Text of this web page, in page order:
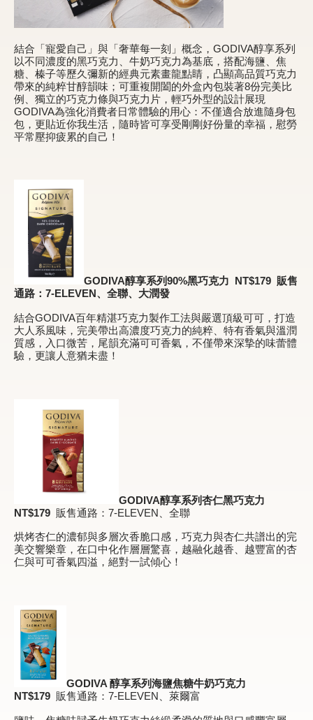
結合「寵愛自己」與「奢華每一刻」概念，GODIVA醇享系列
以不同濃度的黑巧克力、牛奶巧克力為基底，搭配海鹽、焦
糖、榛子等歷久彌新的經典元素畫龍點睛，凸顯高品質巧克力
帶來的純粹甘醇韻味；可重複開闔的外盒內包裝著8份完美比
例、獨立的巧克力條與巧克力片，輕巧外型的設計展現
GODIVA為強化消費者日常體驗的用心：不僅適合放進隨身包
包，更貼近你我生活，隨時皆可享受剛剛好份量的幸福，慰勞
平常壓抑疲累的自己！
GODIVA醇享系列90%黑巧克力 NT$179 販售
通路：7-ELEVEN、全聯、大潤發
結合GODIVA百年精湛巧克力製作工法與嚴選頂級可可，打造
大人系風味，完美帶出高濃度巧克力的純粹、特有香氣與溫潤
質感，入口微苦，尾韻充滿可可香氣，不僅帶來深摯的味蕾體
驗，更讓人意猶未盡！
GODIVA醇享系列杏仁黑巧克力
NT$179 販售通路：7-ELEVEN、全聯
烘烤杏仁的濃郁與多層次香脆口感，巧克力與杏仁共譜出的完
美交響樂章，在口中化作層層驚喜，越融化越香、越豐富的杏
仁與可可香氣四溢，絕對一試傾心！
GODIVA醇享系列海鹽焦糖牛奶巧克力
NT$179 販售通路：7-ELEVEN、萊爾富